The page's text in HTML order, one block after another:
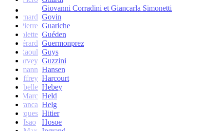
Giovanni Corradini et Giancarla Simonetti
Bernard Govin
Pierre Guariche
Colette Guéden
Gérard Guermonprez
Raoul Guys
Harvey Guzzini
Lehmann Hansen
Geoffrey Harcourt
Isabelle Hebey
Marc Held
Franca Helg
Jacques Hitier
Isao
Hosoe